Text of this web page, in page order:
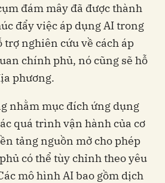
đám mây đã được thành
đẩy việc áp dụng AI trong
trợ nghiên cứu về cách áp
chính phủ, nó cũng sẽ hỗ
phương.
nhằm mục đích ứng dụng
quá trình vận hành của cơ
tảng nguồn mở cho phép
có thể tùy chỉnh theo yêu
mô hình AI bao gồm dịch